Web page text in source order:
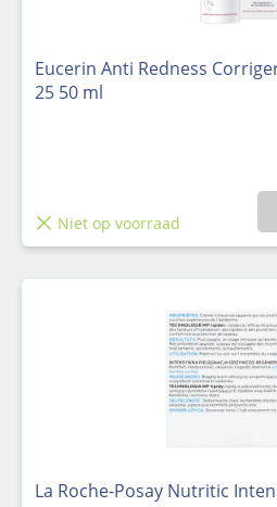
Eucerin Anti Redness
25 50 ml
Niet op voorraad
La Roche-Posay Nutritic